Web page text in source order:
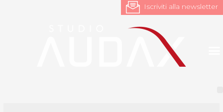
Iscriviti alla newsletter